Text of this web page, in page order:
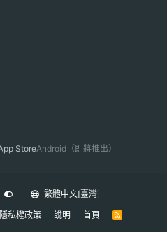
Android（即將推出）
繁體中文[臺灣]
隱私權政策 說明 首頁
R